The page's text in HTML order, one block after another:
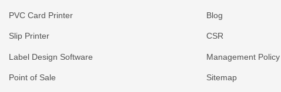
PVC Card Printer
Slip Printer
Label Design Software
Point of Sale
Blog
CSR
Management Policy
Sitemap